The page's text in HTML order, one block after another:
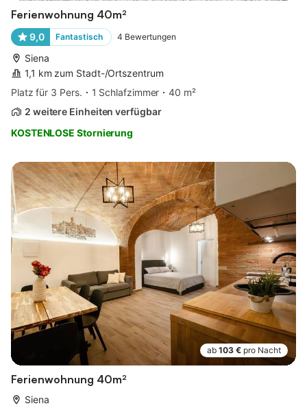
Ferienwohnung 40m²
9,0 Fantastisch 4 Bewertungen
Siena
1,1 km zum Stadt-/Ortszentrum
Platz für 3 Pers.
1 Schlafzimmer
40 m²
2 weitere Einheiten verfügbar
KOSTENLOSE Stornierung
ab 103 € pro Nacht
Ferienwohnung 40m²
Siena